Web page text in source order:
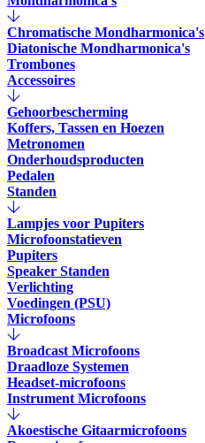
Chromatische Mondharmonica's
Diatonische Mondharmonica's
Trombones
Accessoires
Gehoorbescherming
Koffers, Tassen en Hoezen
Metronomen
Onderhoudsproducten
Pedalen
Standen
Lampjes voor Pupiters
Microfoonstatieven
Pupiters
Speaker Standen
Verlichting
Voedingen (PSU)
Microfoons
Broadcast Microfoons
Draadloze Systemen
Headset-microfoons
Instrument Microfoons
Akoestische Gitaarmicrofoons